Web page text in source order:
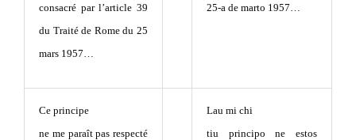
consacré par l’article 39
du Traité de Rome du 25
mars 1957…
25-a de marto 1957…
Ce principe
ne me paraît pas respecté
Lau mi chi
tiu principo ne estos